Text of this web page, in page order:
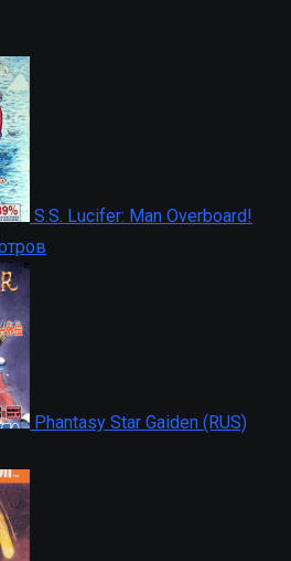
S.S. Lucifer: Man Overboard!
Phantasy Star Gaiden (RUS)